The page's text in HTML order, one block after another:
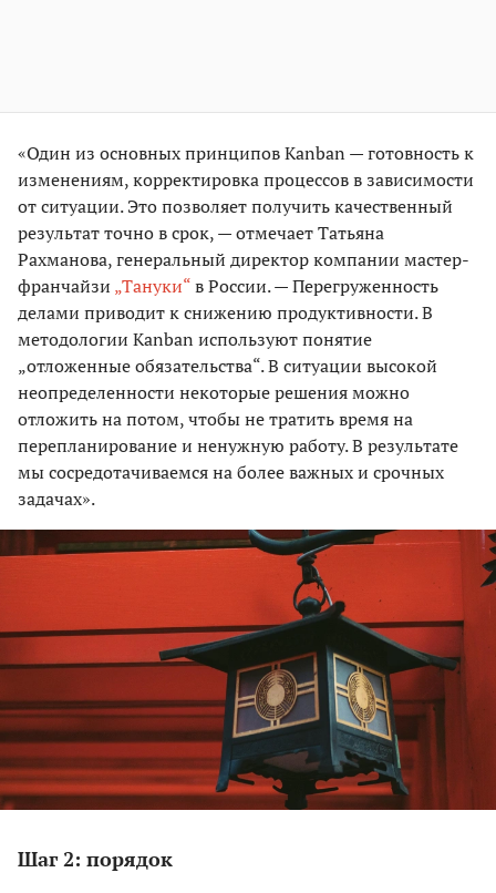
«Один из основных принципов Kanban — готовность к
изменениям, корректировка процессов в зависимости
от ситуации. Это позволяет получить качественный
результат точно в срок, — отмечает Татьяна
Рахманова, генеральный директор компании мастер-
франчайзи „Тануки“в России. — Перегруженность
делами приводит к снижению продуктивности. В
методологии Kanban используют понятие
„отложенные обязательства“. В ситуации высокой
неопределенности некоторые решения можно
отложить на потом, чтобы не тратить время на
перепланирование и ненужную работу. В результате
мы сосредотачиваемся на более важных и срочных
задачах».
Шаг 2: порядок